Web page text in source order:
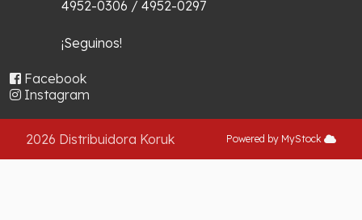
4952-0306 / 4952-0297
¡Seguinos!
Facebook
Instagram
2026 Distribuidora Koruk Powered by MyStock